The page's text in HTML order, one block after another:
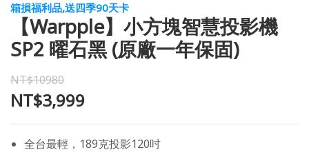
箱損福利品,送四季90天卡
【Warpple】小方塊智慧投影機
SP2 曜石黑 (原廠一年保固)
NT$10980
NT$3,999
全台最輕，189克投影120吋